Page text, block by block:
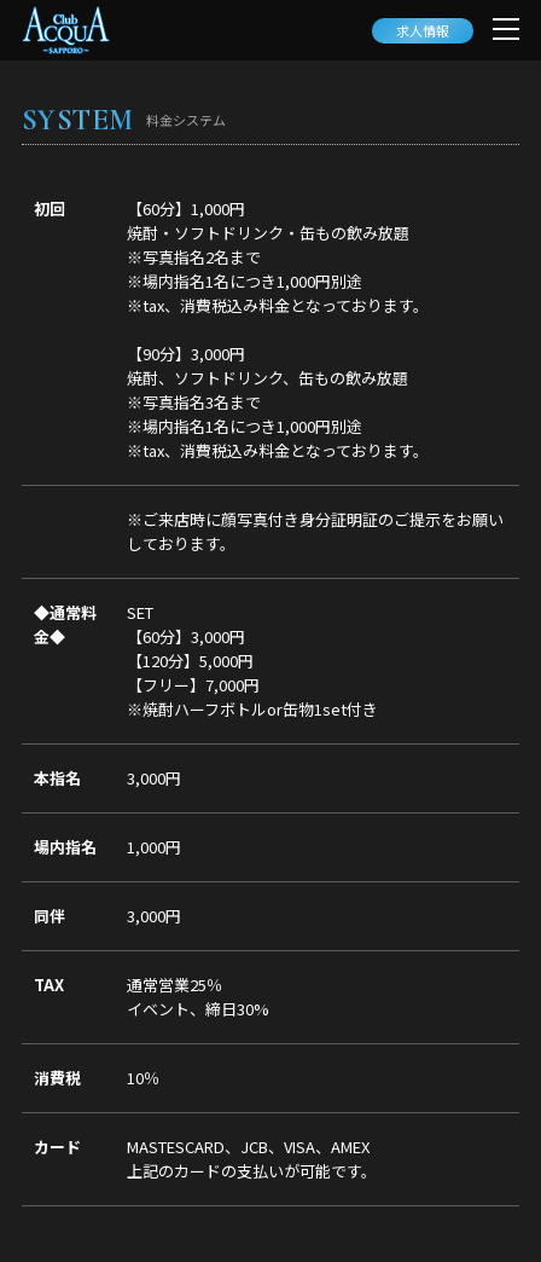
求人情報
SYSTEM 料金システム
初回
【60分】1,000円
焼酎・ソフトドリンク・缶もの飲み放題
※写真指名2名まで
※場内指名1名につき1,000円別途
※tax、消費税込み料金となっております。
【90分】3,000円
焼酎、ソフトドリンク、缶もの飲み放題
※写真指名3名まで
※場内指名1名につき1,000円別途
※tax、消費税込み料金となっております。
※ご来店時に顔写真付き身分証明証のご提示をお願い
しております。
◆通常料
金◆
SET
【60分】3,000円
【120分】5,000円
【フリー】7,000円
※焼酎ハーフボトルor缶物1set付き
本指名 3,000円
場内指名 1,000円
同伴 3,000円
TAX
通常営業25％
イベント、締日30%
消費税 10％
カード
MASTESCARD、JCB、VISA、AMEX
上記のカードの支払いが可能です。